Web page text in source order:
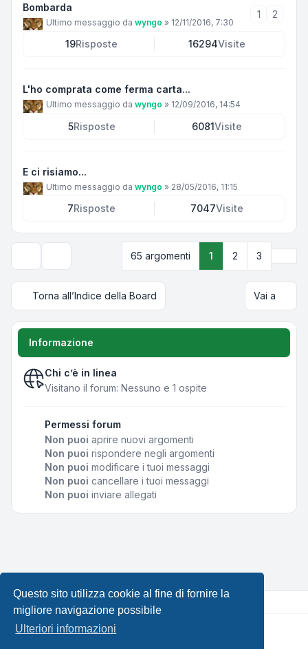
Questo sito utilizza cookie al fine di fornire la
migliore navigazione possibile
Ulteriori informazioni
Bombarda
Ultimo messaggio da wyngo » 12/11/2016, 7:30
1 2
19Risposte 16294Visite
L'ho comprata come ferma carta...
Ultimo messaggio da wyngo » 12/09/2016, 14:54
5Risposte 6081Visite
E ci risiamo...
Ultimo messaggio da wyngo » 28/05/2016, 11:15
7Risposte 7047Visite
Opzioni di visualizzazione e ordinamento
65 argomenti 1 2 3
Torna all’Indice della Board Vai a
Informazione
Chi c’è in linea
Visitano il forum: Nessuno e 1 ospite
Permessi forum
Non puoi aprire nuovi argomenti
Non puoi rispondere negli argomenti
Non puoi modificare i tuoi messaggi
Non puoi cancellare i tuoi messaggi
Non puoi inviare allegati
Creato daphpBB® Forum Software © phpBB Limited •